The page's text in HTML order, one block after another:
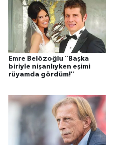
Emre Belözoğlu "Başka
biriyle nişanlıyken eşimi
rüyamda gördüm!"